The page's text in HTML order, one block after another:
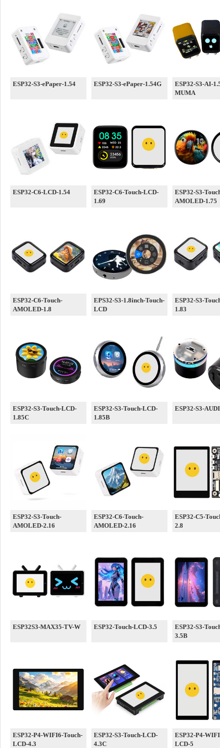
ESP32-S3-ePaper-1.54 ESP32-S3-ePaper-1.54G
ESP32-S3-AI-
MUMA
ESP32-C6-LCD-1.54
ESP32-C6-Touch-LCD-
1.69
ESP32-S3-
AMOLED-1.75
ESP32-C6-Touch-
AMOLED-1.8
EPS32-S3-1.8inch-Touch-
LCD
ESP32-S3-
1.83
ESP32-S3-Touch-LCD-
1.85C
ESP32-S3-Touch-LCD-
1.85B
ESP32-S3-
ESP32-S3-Touch-
AMOLED-2.16
ESP32-C6-Touch-
AMOLED-2.16
ESP32-C5-
2.8
ESP32S3-MAX35-TV-W ESP32-Touch-LCD-3.5
ESP32-S3-
3.5B
ESP32-P4-WIFI6-Touch-
LCD-4.3
ESP32-S3-Touch-LCD-
4.3C
ESP32-P4-
LCD-5